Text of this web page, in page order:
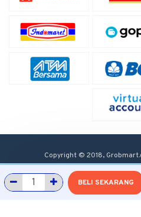
BELI SEKARANG
Copyright © 2018,